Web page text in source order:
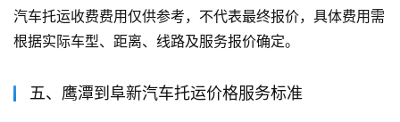
汽车托运收费费用仅供参考，不代表最终报价，具体费用需
根据实际车型、距离、线路及服务报价确定。
五、鹰潭到阜新汽车托运价格服务标准